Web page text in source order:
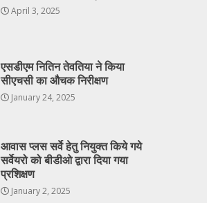
April 3, 2025
एसडीएम नितिन तेवतिया ने किया
सीएचसी का औचक निरीक्षण
January 24, 2025
आवास प्लस सर्वे हेतु नियुक्त किये गये
सर्वेयरो को बीडीओ द्वारा दिया गया
प्रशिक्षण
January 2, 2025